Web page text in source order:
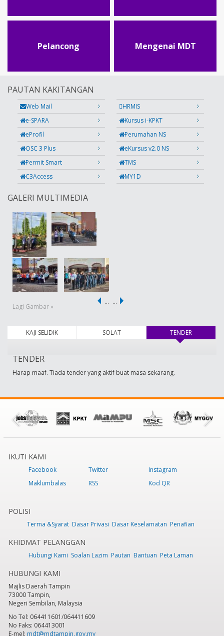
Pelancong Mengenai MDT
PAUTAN KAKITANGAN
Web Mail
HRMIS
e-SPARA
Kursus i-KPKT
eProfil
Perumahan NS
OSC 3 Plus
eKursus v2.0 NS
Permit Smart
TMS
C3Access
MY1D
GALERI MULTIMEDIA
Lagi Gambar »
… …
KAJI SELIDIK SOLAT TENDER
TENDER
Harap maaf. Tiada tender yang aktif buat masa sekarang.
IKUTI KAMI
Facebook Twitter
Instagram
Maklumbalas
RSS Kod QR
POLISI
Terma &Syarat Dasar Privasi Dasar Keselamatan Penafian
KHIDMAT PELANGGAN
Hubungi Kami Soalan Lazim Pautan Bantuan Peta Laman
HUBUNGI KAMI
Majlis Daerah Tampin
73000 Tampin,
Negeri Sembilan, Malaysia
No Tel: 064411601/064411609
No Faks: 064413001
E-mel: mdt@mdtampin.gov.my